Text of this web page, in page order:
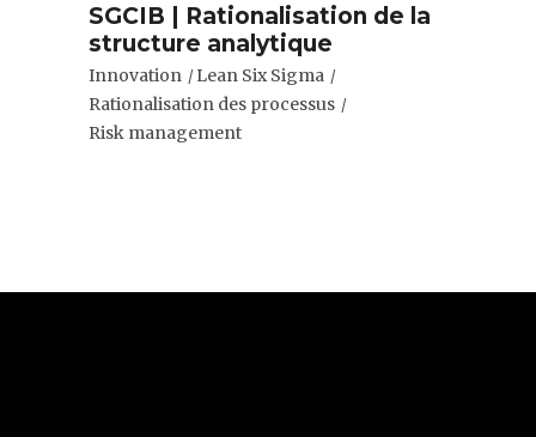
SGCIB | Rationalisation de la
structure analytique
Innovation
Lean Six Sigma
Rationalisation des processus
Risk management